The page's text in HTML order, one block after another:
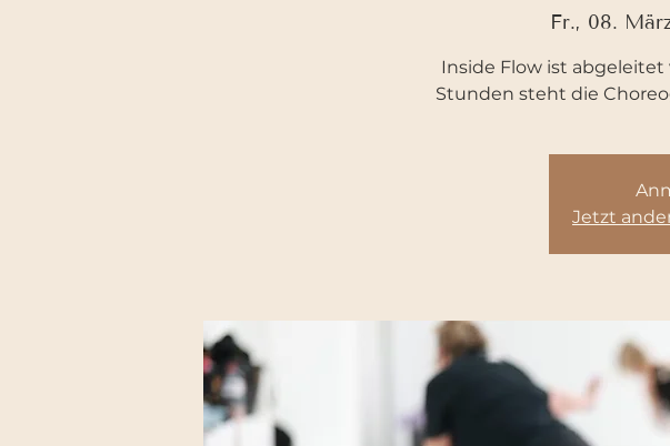
Fr., 08.
Inside Flow ist abgeleitet
Stunden steht die
Jetzt